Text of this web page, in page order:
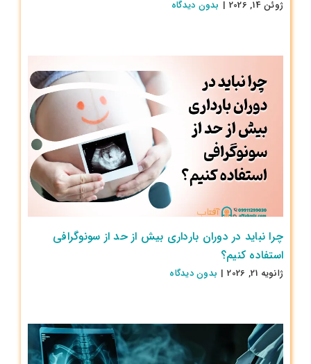
ژوئن 14, 2026 | بدون ديدگاه
چرا نباید در دوران بارداری بیش از حد از سونوگرافی
استفاده کنیم؟
ژانویه 21, 2026 | بدون ديدگاه